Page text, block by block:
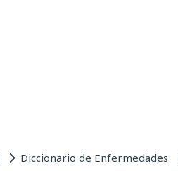
Diccionario de Enfermedades